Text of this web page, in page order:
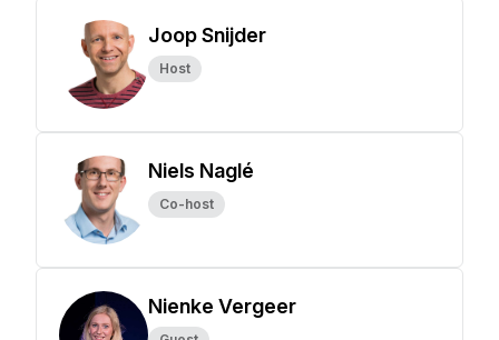
Joop Snijder
Host
Niels Naglé
Co-host
Nienke Vergeer